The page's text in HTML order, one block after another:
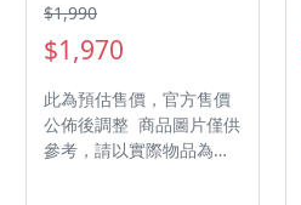
$1,990
$1,970
此為預估售價，官方售價
公佈後調整 商品圖片僅供
參考，請以實際物品為主